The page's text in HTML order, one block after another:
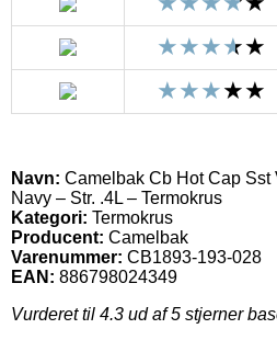
Navn: Camelbak Cb Hot Cap Sst
Navy – Str. .4L – Termokrus
Kategori: Termokrus
Producent: Camelbak
Varenummer: CB1893-193-028
EAN: 886798024349
Vurderet til 4.3 ud af 5 stjerner